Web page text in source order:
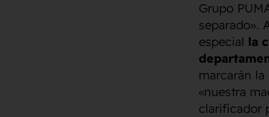
Grupo
separado».
especial la
marcarán
«nuestra
clarificador